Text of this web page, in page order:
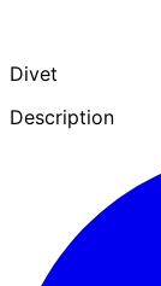
Divet
Description